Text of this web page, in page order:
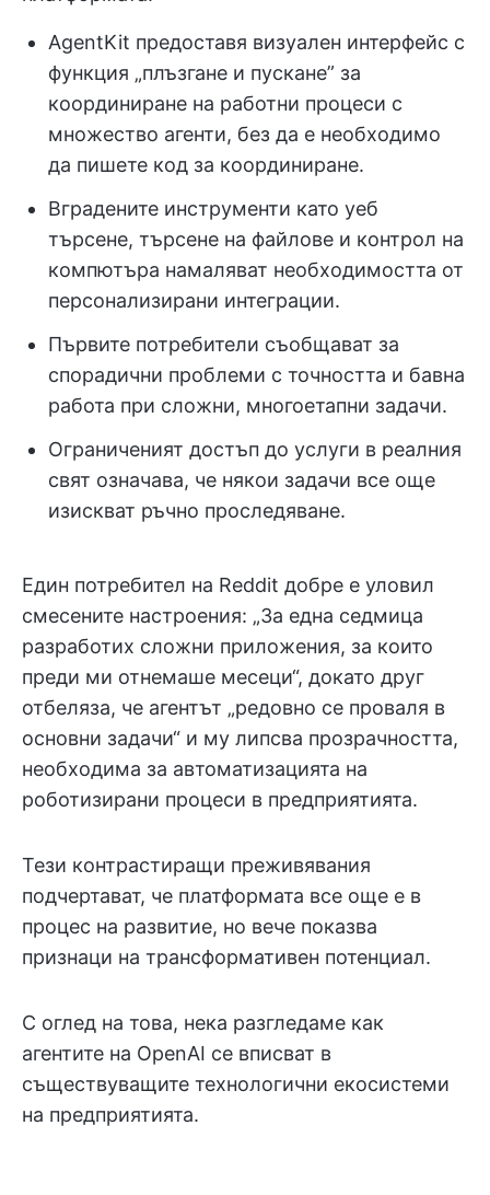
AgentKit предоставя визуален интерфейс с
функция „плъзгане и пускане” за
координиране на работни процеси с
множество агенти, без да е необходимо
да пишете код за координиране.
Вградените инструменти като уеб
търсене, търсене на файлове и контрол на
компютъра намаляват необходимостта от
персонализирани интеграции.
Първите потребители съобщават за
спорадични проблеми с точността и бавна
работа при сложни, многоетапни задачи.
Ограниченият достъп до услуги в реалния
свят означава, че някои задачи все още
изискват ръчно проследяване.
Един потребител на Reddit добре е уловил
смесените настроения: „За една седмица
разработих сложни приложения, за които
преди ми отнемаше месеци“, докато друг
отбеляза, че агентът „редовно се проваля в
основни задачи“ и му липсва прозрачността,
необходима за автоматизацията на
роботизирани процеси в предприятията.
Тези контрастиращи преживявания
подчертават, че платформата все още е в
процес на развитие, но вече показва
признаци на трансформативен потенциал.
С оглед на това, нека разгледаме как
агентите на OpenAI се вписват в
съществуващите технологични екосистеми
на предприятията.